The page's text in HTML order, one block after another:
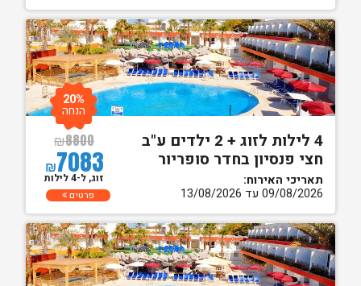
4 לילות לזוג + 2 ילדים ע"ב
חצי פנסיון בחדר סופריור
תאריכי האירוח:
09/08/2026 עד 13/08/2026
₪8800
₪7083
20%
הנחה
זוג, ל-4 לילות
פרטים